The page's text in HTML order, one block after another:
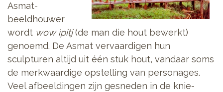
Asmat-
beeldhouwer
wordt wow ipitj(de man die hout bewerkt)
genoemd. De Asmat vervaardigen hun
sculpturen altijd uit één stuk hout, vandaar soms
de merkwaardige opstelling van personages.
Veel afbeeldingen zijn gesneden in de knie-